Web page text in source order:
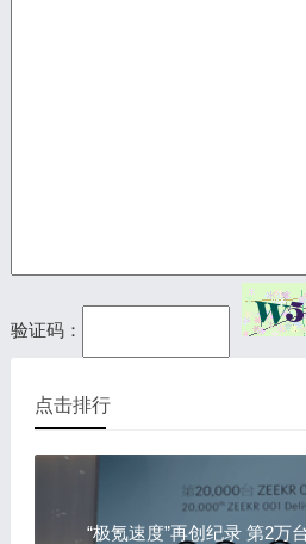
验证码：
点击排行
“极氪速度”